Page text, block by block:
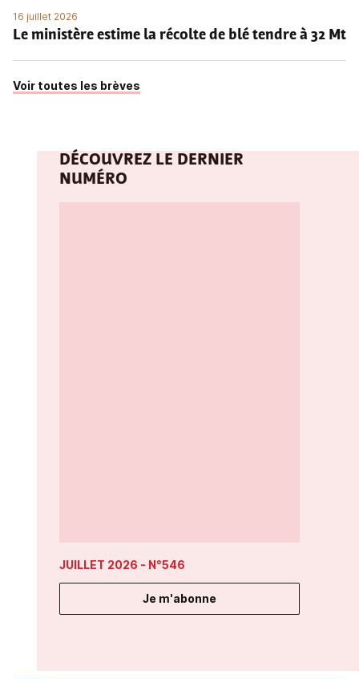
16 juillet 2026
Le ministère estime la récolte de blé tendre à 32 Mt
Voir toutes les brèves
DÉCOUVREZ LE DERNIER
NUMÉRO
JUILLET 2026 - N°546
Je m'abonne